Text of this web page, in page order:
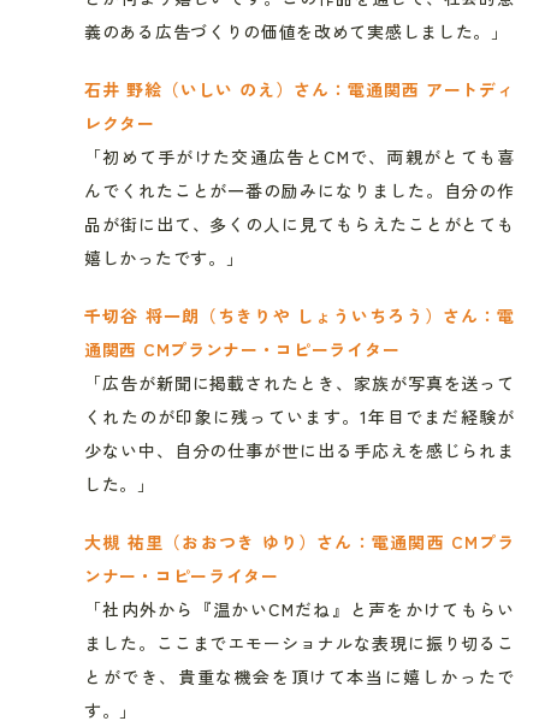
義のある広告づくりの価値を改めて実感しました。」
石井 野絵（いしい のえ）さん：電通関西 アートディ
レクター
「初めて手がけた交通広告とCMで、両親がとても喜
んでくれたことが一番の励みになりました。自分の作
品が街に出て、多くの人に見てもらえたことがとても
嬉しかったです。」
千切谷 将一朗（ちきりや しょういちろう）さん：電
通関西 CMプランナー・コピーライター
「広告が新聞に掲載されたとき、家族が写真を送って
くれたのが印象に残っています。1年目でまだ経験が
少ない中、自分の仕事が世に出る手応えを感じられま
した。」
大槻 祐里（おおつき ゆり）さん：電通関西 CMプラ
ンナー・コピーライター
「社内外から『温かいCMだね』と声をかけてもらい
ました。ここまでエモーショナルな表現に振り切るこ
とができ、貴重な機会を頂けて本当に嬉しかったで
す。」